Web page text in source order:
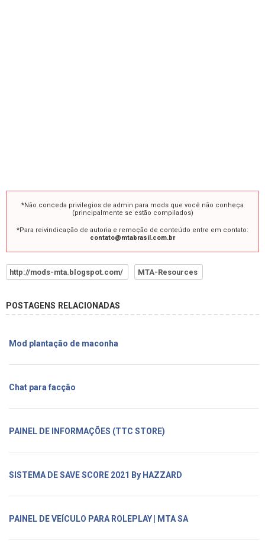
*Não conceda privilegios de admin para mods que você não conheça
(principalmente se estão compilados)
*Para reivindicação de autoria e remoção de conteúdo entre em contato:
contato@mtabrasil.com.br
http://mods-mta.blogspot.com/ MTA-Resources
POSTAGENS RELACIONADAS
Mod plantação de maconha
Chat para facção
PAINEL DE INFORMAÇÕES (TTC STORE)
SISTEMA DE SAVE SCORE 2021 By HAZZARD
PAINEL DE VEÍCULO PARA ROLEPLAY | MTA SA